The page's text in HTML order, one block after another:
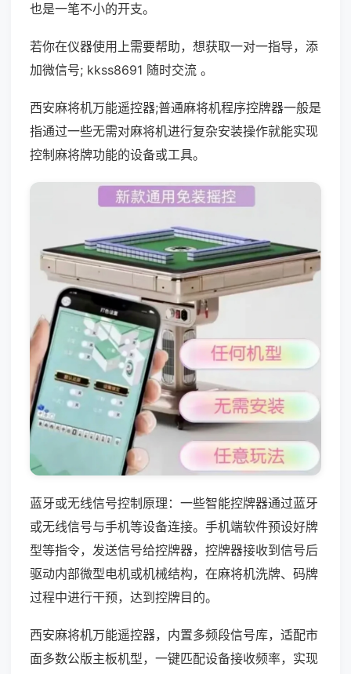
也是一笔不小的开支。
若你在仪器使用上需要帮助，想获取一对一指导，添
加微信号; kkss8691 随时交流 。
西安麻将机万能遥控器;普通麻将机程序控牌器一般是
指通过一些无需对麻将机进行复杂安装操作就能实现
控制麻将牌功能的设备或工具。
蓝牙或无线信号控制原理：一些智能控牌器通过蓝牙
或无线信号与手机等设备连接。手机端软件预设好牌
型等指令，发送信号给控牌器，控牌器接收到信号后
驱动内部微型电机或机械结构，在麻将机洗牌、码牌
过程中进行干预，达到控牌目的。
西安麻将机万能遥控器，内置多频段信号库，适配市
面多数公版主板机型，一键匹配设备接收频率，实现